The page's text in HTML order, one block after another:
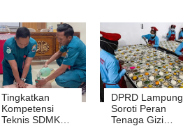
Sidomulyo yang
Sepi
Pengunjung
Tingkatkan
Kompetensi
Teknis SDMK
DPRD Lampung
Soroti Peran
Tenaga Gizi